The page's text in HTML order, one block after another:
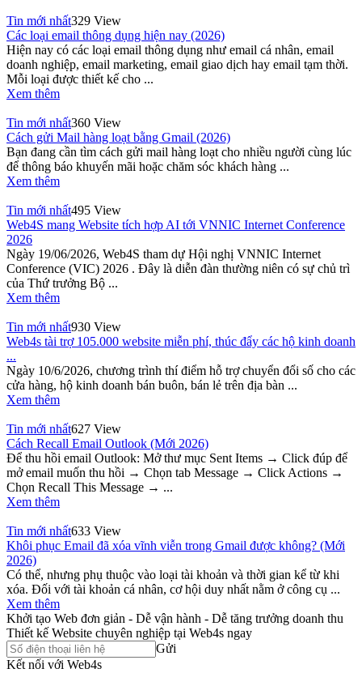
Tin mới nhất329 View
Các loại email thông dụng hiện nay (2026)
Hiện nay có các loại email thông dụng như email cá nhân, email
doanh nghiệp, email marketing, email giao dịch hay email tạm thời.
Mỗi loại được thiết kế cho ...
Xem thêm
Tin mới nhất360 View
Cách gửi Mail hàng loạt bằng Gmail (2026)
Bạn đang cần tìm cách gửi mail hàng loạt cho nhiều người cùng lúc
để thông báo khuyến mãi hoặc chăm sóc khách hàng ...
Xem thêm
Tin mới nhất495 View
Web4S mang Website tích hợp AI tới VNNIC Internet Conference
2026
Ngày 19/06/2026, Web4S tham dự Hội nghị VNNIC Internet
Conference (VIC) 2026 . Đây là diễn đàn thường niên có sự chủ trì
của Thứ trưởng Bộ ...
Xem thêm
Tin mới nhất930 View
Web4s tài trợ 105.000 website miễn phí, thúc đẩy các hộ kinh doanh
...
Ngày 10/6/2026, chương trình thí điểm hỗ trợ chuyển đổi số cho các
cửa hàng, hộ kinh doanh bán buôn, bán lẻ trên địa bàn ...
Xem thêm
Tin mới nhất627 View
Cách Recall Email Outlook (Mới 2026)
Để thu hồi email Outlook: Mở thư mục Sent Items → Click đúp để
mở email muốn thu hồi → Chọn tab Message → Click Actions →
Chọn Recall This Message → ...
Xem thêm
Tin mới nhất633 View
Khôi phục Email đã xóa vĩnh viễn trong Gmail được không? (Mới
2026)
Có thể, nhưng phụ thuộc vào loại tài khoản và thời gian kể từ khi
xóa. Đối với tài khoản cá nhân, cơ hội duy nhất nằm ở công cụ ...
Xem thêm
Khởi tạo Web đơn giản - Dễ vận hành - Dễ tăng trưởng doanh thu
Thiết kế Website chuyên nghiệp tại Web4s ngay
Gửi
Kết nối với Web4s